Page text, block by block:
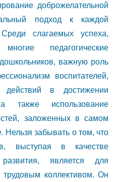
доброжелательной
подход к каждой
слагаемых успеха,
педагогические
важную роль
воспитателей,
в достижении
также использование
заложенных в самом
Нельзя забывать о том, что
выступая в качестве
развития, является для
коллективом. Он